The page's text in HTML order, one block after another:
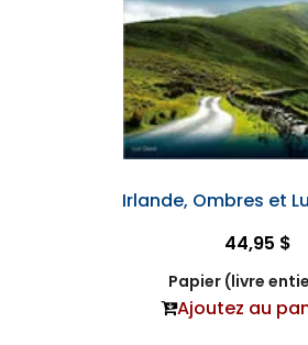
Irlande, Ombres et
44,95 $
Papier (livre
Ajoutez au